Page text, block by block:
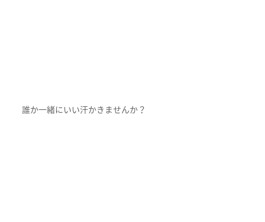
誰か一緒にいい汗かきませんか？